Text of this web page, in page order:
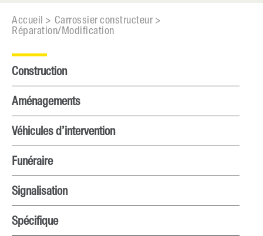
Accueil > Carrossier constructeur >
Réparation/Modification
Construction
Aménagements
Véhicules d’intervention
Funéraire
Signalisation
Spécifique